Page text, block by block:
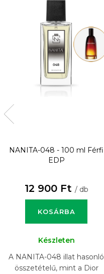
NANITA-048 - 100 ml
Férfi
EDP
12 900 Ft / db
KOSÁRBA
Készleten
A NANITA-048 illat hasonló
összetételű, mint a Dior